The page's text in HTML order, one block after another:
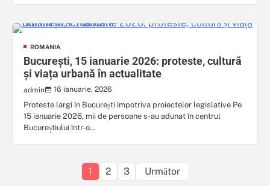
ROMANIA
București, 15 ianuarie 2026: proteste, cultură
și viața urbană în actualitate
admin
16 ianuarie, 2026
Proteste largi în București împotriva proiectelor legislative Pe
15 ianuarie 2026, mii de persoane s-au adunat în centrul
Bucureștiului într-o…
Paginație
1 2 3 Următor